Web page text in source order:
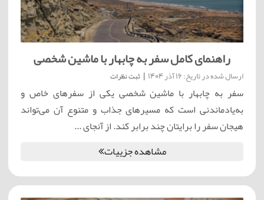
راهنمای کامل سفر به چابهار با ماشین شخصی
ارسال شده در تاریخ: 16 آذر 1404 | ثبت نظرات
سفر به چابهار با ماشین شخصی یکی از سفرهای خاص و
به‌یادماندنی است که مسیرهای جذاب و متنوع آن می‌تواند
هیجان سفر را برایتان چند برابر کند. از آنجای ...
مشاهده جزییات